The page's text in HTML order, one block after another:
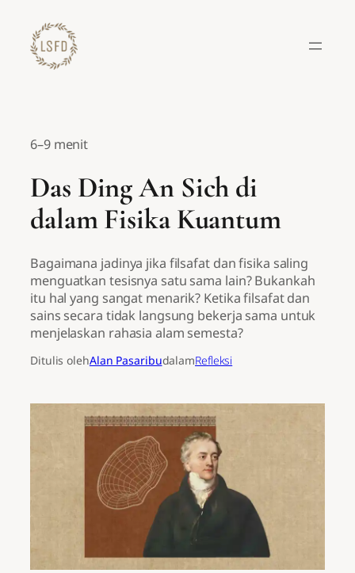
konten
6–9 menit
Das Ding An Sich di
dalam Fisika Kuantum
Bagaimana jadinya jika filsafat dan fisika saling
menguatkan tesisnya satu sama lain? Bukankah
itu hal yang sangat menarik? Ketika filsafat dan
sains secara tidak langsung bekerja sama untuk
menjelaskan rahasia alam semesta?
Ditulis olehAlan PasaribudalamRefleksi